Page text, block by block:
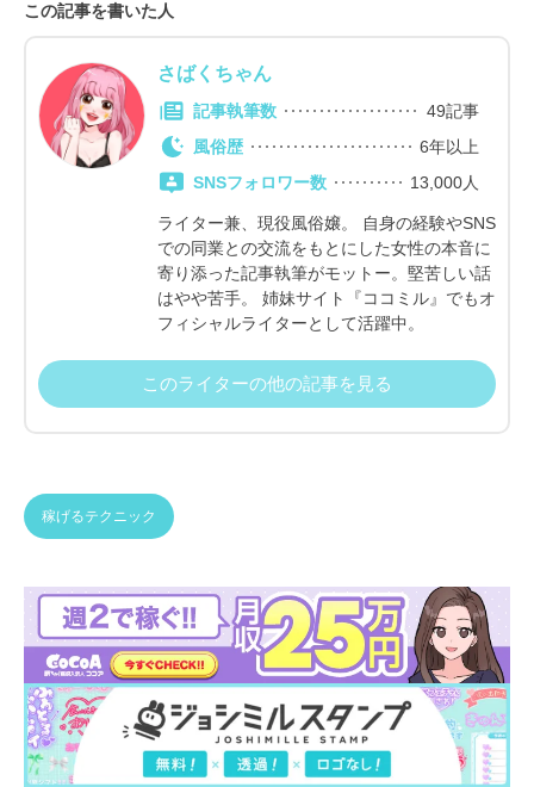
この記事を書いた人
さばくちゃん
記事執筆数
49記事
風俗歴
6年以上
SNSフォロワー数
13,000人
ライター兼、現役風俗嬢。 自身の経験やSNS
での同業との交流をもとにした女性の本音に
寄り添った記事執筆がモットー。堅苦しい話
はやや苦手。 姉妹サイト『ココミル』でもオ
フィシャルライターとして活躍中。
このライターの他の記事を見る
稼げるテクニック